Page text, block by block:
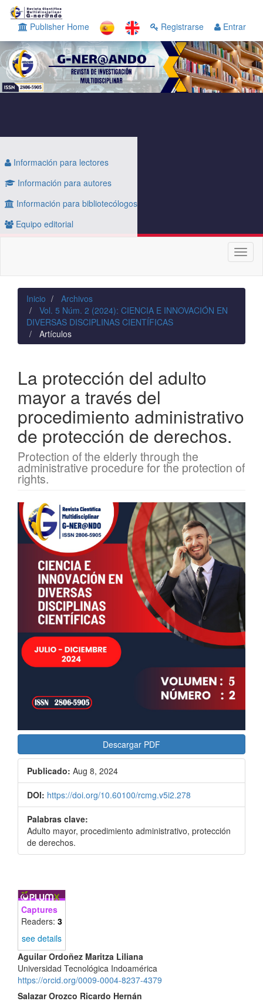
Navegación
principal
Contenido
principal
Barra
lateral
Publisher Home Registrarse Entrar
Información para lectores
Información para autores
Información para bibliotecólogos
Equipo editorial
Inicio
Archivos
Vol. 5 Núm. 2 (2024): CIENCIA E INNOVACIÓN EN
DIVERSAS DISCIPLINAS CIENTÍFICAS
Artículos
La protección del adulto
mayor a través del
procedimiento administrativo
de protección de derechos.
Protection of the elderly through the
administrative procedure for the protection of
rights.
Barra
lateral
del
artículo
Descargar PDF
Publicado: Aug 8, 2024
DOI: https://doi.org/10.60100/rcmg.v5i2.278
Palabras clave:
Adulto mayor, procedimiento administrativo, protección
de derechos.
Captures
Readers: 3
see details
Contenido
principal
Aguilar Ordoñez Maritza Liliana
Universidad Tecnológica Indoamérica
https://orcid.org/0009-0004-8237-4379
Salazar Orozco Ricardo Hernán